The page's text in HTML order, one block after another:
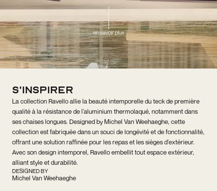
en savoir plus
s'inspirer
La collection Ravello allie la beauté intemporelle du teck de première
qualité à la résistance de l'aluminium thermolaqué, notamment dans
ses chaises longues. Designed by Michel Van Weehaeghe, cette
collection est fabriquée dans un souci de longévité et de fonctionnalité,
offrant une solution raffinée pour les repas et les sièges d'extérieur.
Avec son design intemporel, Ravello embellit tout espace extérieur,
alliant style et durabilité.
DESIGNED BY
Michel Van Weehaeghe